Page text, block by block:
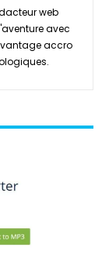
web
avec
accro